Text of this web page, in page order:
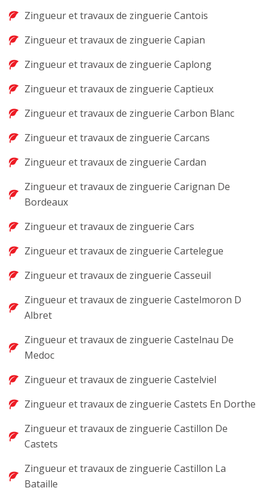
Zingueur et travaux de zinguerie Cantois
Zingueur et travaux de zinguerie Capian
Zingueur et travaux de zinguerie Caplong
Zingueur et travaux de zinguerie Captieux
Zingueur et travaux de zinguerie Carbon Blanc
Zingueur et travaux de zinguerie Carcans
Zingueur et travaux de zinguerie Cardan
Zingueur et travaux de zinguerie Carignan De
Bordeaux
Zingueur et travaux de zinguerie Cars
Zingueur et travaux de zinguerie Cartelegue
Zingueur et travaux de zinguerie Casseuil
Zingueur et travaux de zinguerie Castelmoron D
Albret
Zingueur et travaux de zinguerie Castelnau De
Medoc
Zingueur et travaux de zinguerie Castelviel
Zingueur et travaux de zinguerie Castets En Dorthe
Zingueur et travaux de zinguerie Castillon De
Castets
Zingueur et travaux de zinguerie Castillon La
Bataille